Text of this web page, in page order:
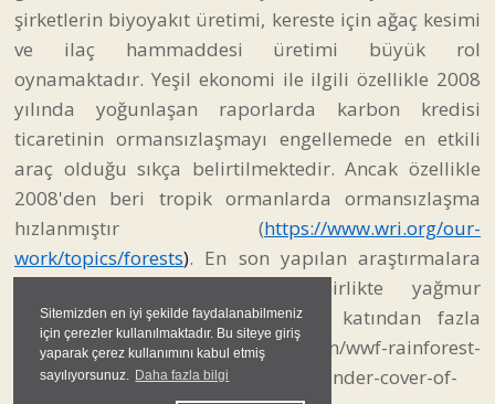
Sitemizden en iyi şekilde faydalanabilmeniz
için çerezler kullanılmaktadır. Bu siteye giriş
yaparak çerez kullanımını kabul etmiş
sayılıyorsunuz. Daha fazla bilgi
şirketlerin biyoyakıt üretimi, kereste için ağaç kesimi
ve ilaç hammaddesi üretimi büyük rol
oynamaktadır. Yeşil ekonomi ile ilgili özellikle 2008
yılında yoğunlaşan raporlarda karbon kredisi
ticaretinin ormansızlaşmayı engellemede en etkili
araç olduğu sıkça belirtilmektedir. Ancak özellikle
2008'den beri tropik ormanlarda ormansızlaşma
hızlanmıştır (https://www.wri.org/our-
work/topics/forests). En son yapılan araştırmalara
göre korona pandemisiyle birlikte yağmur
ormanlarının yokedilme hızı iki katından fazla
artmıştır (https://www.dw.com/en/wwf-rainforest-
deforestation-more-than-doubled-under-cover-of-